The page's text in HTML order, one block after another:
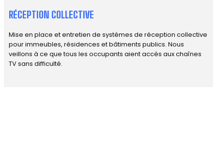
RÉCEPTION COLLECTIVE
Mise en place et entretien de systèmes de réception collective
pour immeubles, résidences et bâtiments publics. Nous
veillons à ce que tous les occupants aient accès aux chaînes
TV sans difficulté.